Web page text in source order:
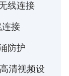
线连接
连接
防护
清视频设